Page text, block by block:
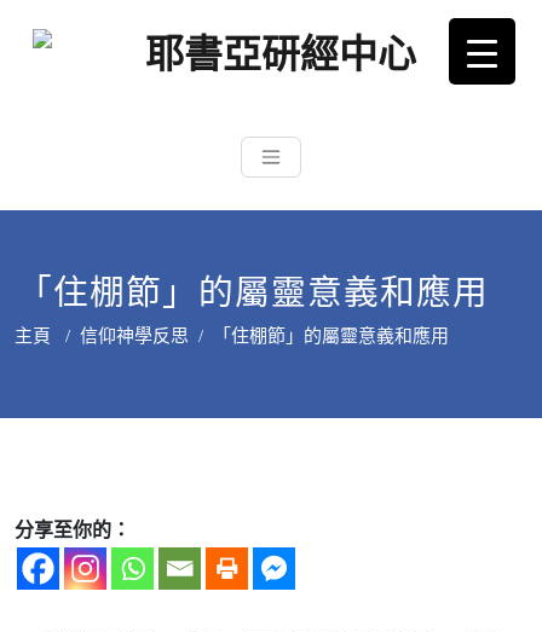
耶書亞研經中心
根源明白聖經，成為更好的門徒
「住棚節」的屬靈意義和應用
主頁 / 信仰神學反思 / 「住棚節」的屬靈意義和應用
分享至你的：